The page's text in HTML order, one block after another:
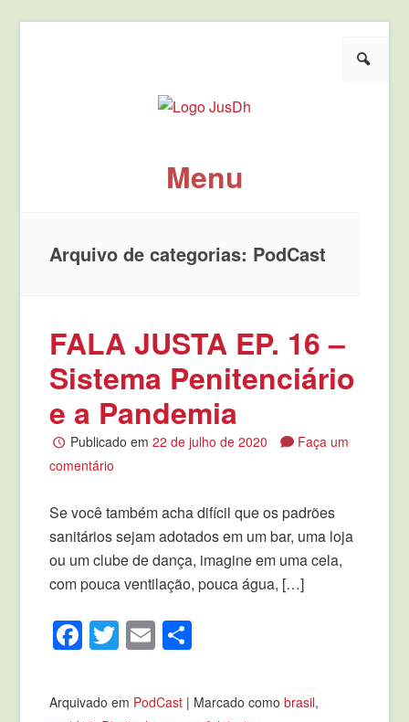
Pesquisar
Menu
Arquivo de categorias: PodCast
FALA JUSTA EP. 16 –
Sistema Penitenciário
e a Pandemia
Publicado em 22 de julho de 2020
Faça um
comentário
Se você também acha difícil que os padrões
sanitários sejam adotados em um bar, uma loja
ou um clube de dança, imagine em uma cela,
com pouca ventilação, pouca água, […]
Facebook
Twitter
Email
Arquivado em PodCast | Marcado comobrasil,